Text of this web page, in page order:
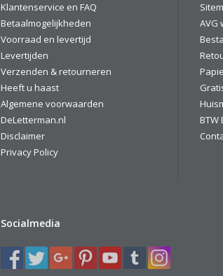
Klantenservice en FAQ
Betaalmogelijkheden
Voorraad en levertijd
Levertijden
Verzenden & retourneren
Heeft u haast
Algemene voorwaarden
DeLetterman.nl
Disclaimer
Privacy Policy
AVG
Socialmedia